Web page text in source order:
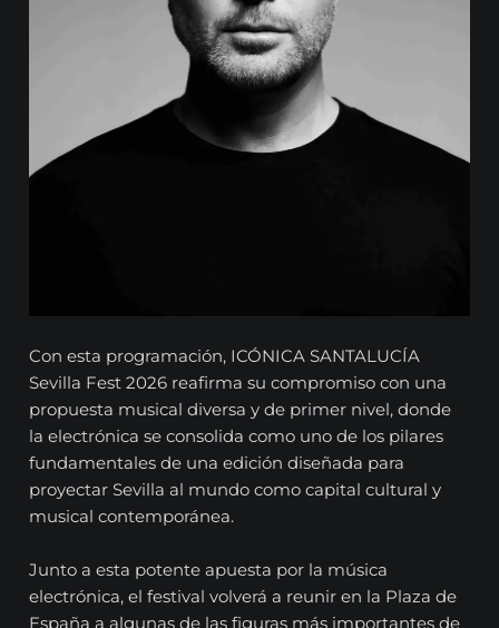
Con esta programación, ICÓNICA SANTALUCÍA
Sevilla Fest 2026 reafirma su compromiso con una
propuesta musical diversa y de primer nivel, donde
la electrónica se consolida como uno de los pilares
fundamentales de una edición diseñada para
proyectar Sevilla al mundo como capital cultural y
musical contemporánea.
Junto a esta potente apuesta por la música
electrónica, el festival volverá a reunir en la Plaza de
España a algunas de las figuras más importantes de